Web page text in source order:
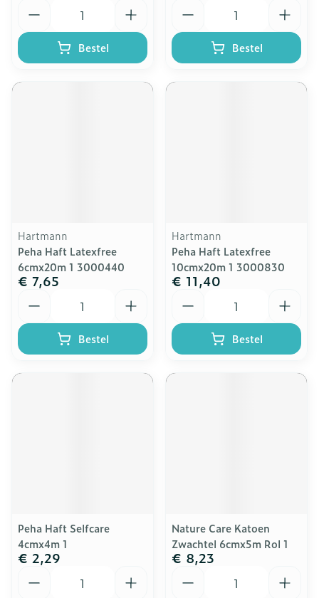
Bestel Bestel
Hartmann
Peha Haft Latexfree
6cmx20m 1 3000440
€ 7,65
Bestel
Hartmann
Peha Haft Latexfree
10cmx20m 1 3000830
€ 11,40
Bestel
Peha Haft Selfcare
4cmx4m 1
€ 2,29
Nature Care Katoen
Zwachtel 6cmx5m Rol 1
€ 8,23